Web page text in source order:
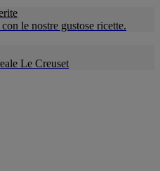
le nostre gustose ricette.
Le Creuset